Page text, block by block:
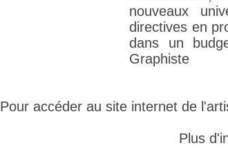
nouveaux
directives en
dans un
Graphiste
Pour accéder au site internet de
Plus